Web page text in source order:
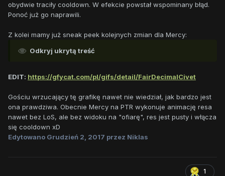
obydwie traciły cooldown. W efekcie powstał wspominany błąd.
Ponoć już go naprawili.
Z kolei mamy już sneak peek kolejnych zmian dla Mercy:
Odkryj ukrytą treść
EDIT: https://gfycat.com/pl/gifs/detail/FairDecimalCivet
Gościu wrzucający tę grafikę nawet nie wiedział, jak bardzo jest
ona prawdziwa. Obecnie Mercy na PTR wykonuje animację resa
nawet bez LoS, ale bez widoku na "ofiarę", res jest pusty i włącza
się cooldown xD
Edytowano Grudzień 2, 2017 przez Niklas
1